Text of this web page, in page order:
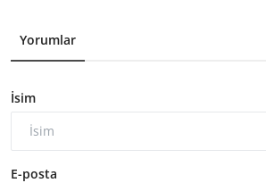
Yorumlar
İsim
E-posta